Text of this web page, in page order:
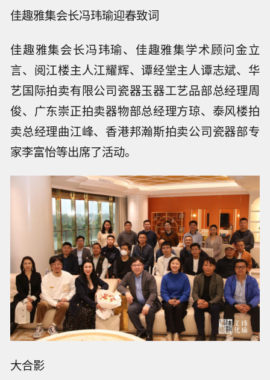
佳趣雅集会长冯玮瑜迎春致词
佳趣雅集会长冯玮瑜、佳趣雅集学术顾问金立
言、阅江楼主人江耀辉、谭经堂主人谭志斌、华
艺国际拍卖有限公司瓷器玉器工艺品部总经理周
俊、广东崇正拍卖器物部总经理方琼、泰风楼拍
卖总经理曲江峰、香港邦瀚斯拍卖公司瓷器部专
家李富怡等出席了活动。
大合影